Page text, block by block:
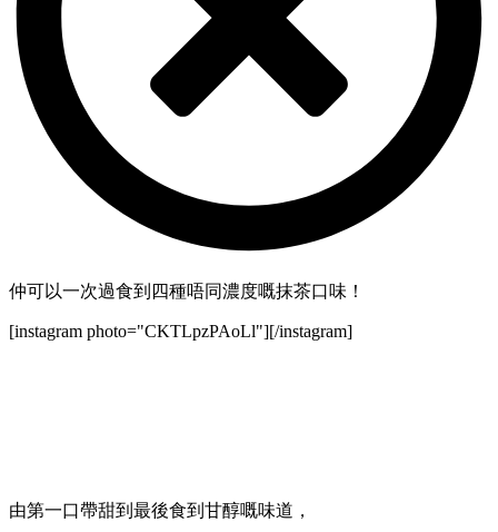
仲可以一次過食到四種唔同濃度嘅抹茶口味！
[instagram photo="CKTLpzPAoLl"][/instagram]
由第一口帶甜到最後食到甘醇嘅味道，